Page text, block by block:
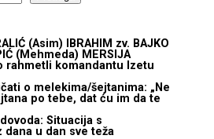
(Asim) IBRAHIM zv. BAJKO
(Mehmeda) MERSIJA
rahmetli komandantu Izetu
o melekima/šejtanima: „Ne
po tebe, dat ću im da te
Situacija s
u dan sve teža